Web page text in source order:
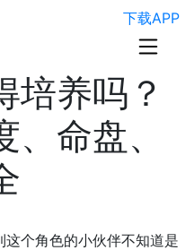
下载APP
培养吗？
命盘、
个角色的小伙伴不知道是